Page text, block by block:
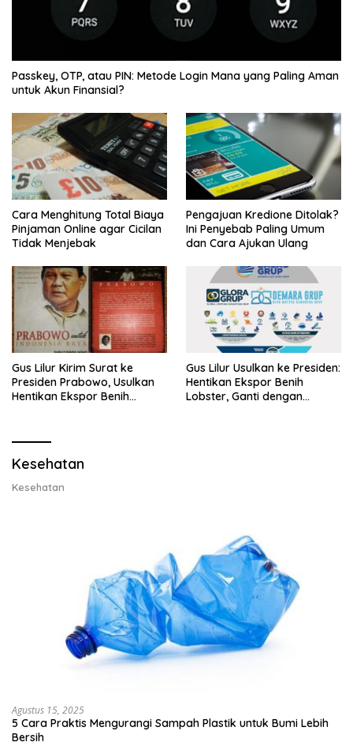
Passkey, OTP, atau PIN: Metode Login Mana yang Paling Aman
untuk Akun Finansial?
Cara Menghitung Total Biaya
Pinjaman Online agar Cicilan
Tidak Menjebak
Pengajuan Kredione Ditolak?
Ini Penyebab Paling Umum
dan Cara Ajukan Ulang
Gus Lilur Kirim Surat ke
Presiden Prabowo, Usulkan
Hentikan Ekspor Benih
Gus Lilur Usulkan ke Presiden:
Hentikan Ekspor Benih
Lobster, Ganti dengan
Kesehatan
Kesehatan
Agustus 15, 2025
5 Cara Praktis Mengurangi Sampah Plastik untuk Bumi Lebih
Bersih